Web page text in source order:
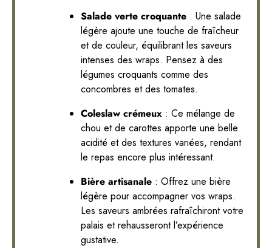
Salade verte croquante : Une salade
légère ajoute une touche de fraîcheur
et de couleur, équilibrant les saveurs
intenses des wraps. Pensez à des
légumes croquants comme des
concombres et des tomates.
Coleslaw crémeux : Ce mélange de
chou et de carottes apporte une belle
acidité et des textures variées, rendant
le repas encore plus intéressant.
Bière artisanale : Offrez une bière
légère pour accompagner vos wraps.
Les saveurs ambrées rafraîchiront votre
palais et rehausseront l’expérience
gustative.